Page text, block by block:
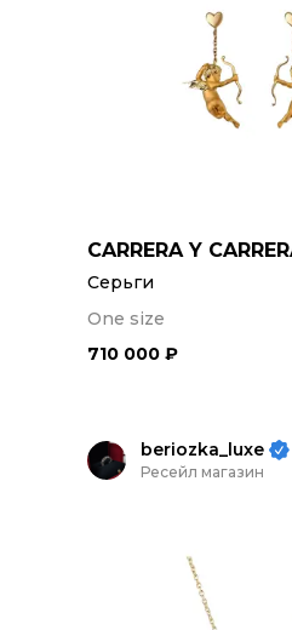
CARRERA Y
Серьги
One size
710 000 ₽
beriozka_luxe
Ресейл магазин